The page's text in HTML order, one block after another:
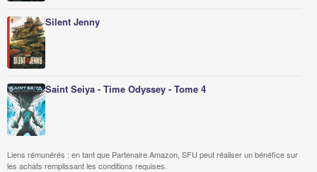
Silent Jenny
Saint Seiya - Time Odyssey - Tome 4
Liens rémunérés : en tant que Partenaire Amazon, SFU peut réaliser un bénéfice sur
les achats remplissant les conditions requises.